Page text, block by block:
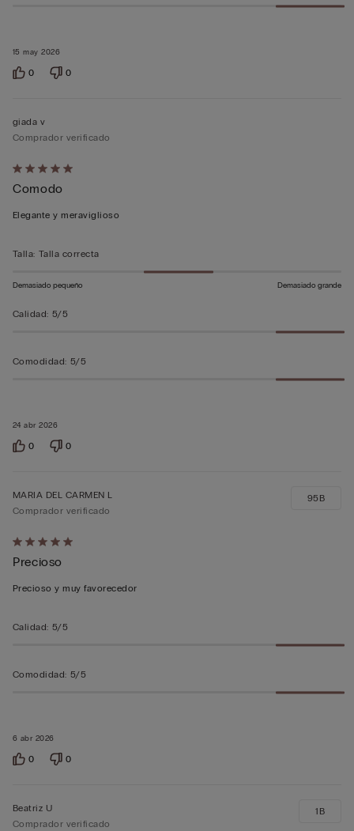
15 may 2026
0 0
Calificación
de
5
5
24 abr 2026
giada v
Comprador verificado
Comodo
Elegante y meraviglioso
Talla: Talla correcta
Demasiado pequeño Demasiado grande
Calidad: 5/5
Comodidad: 5/5
0 0
Calificación
de
5
5
6 abr 2026
MARIA DEL CARMEN L
Comprador verificado
Precioso
Precioso y muy favorecedor
95B
Calidad: 5/5
Comodidad: 5/5
0 0
Beatriz U
Comprador verificado
1B